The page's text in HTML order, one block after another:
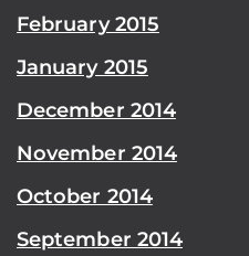
February 2015
January 2015
December 2014
November 2014
October 2014
September 2014